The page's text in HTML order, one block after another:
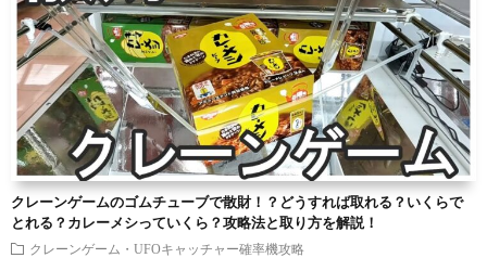
クレーンゲームのゴムチューブで散財！？どうすれば取れる？いくらで
とれる？カレーメシっていくら？攻略法と取り方を解説！
クレーンゲーム・UFOキャッチャー確率機攻略